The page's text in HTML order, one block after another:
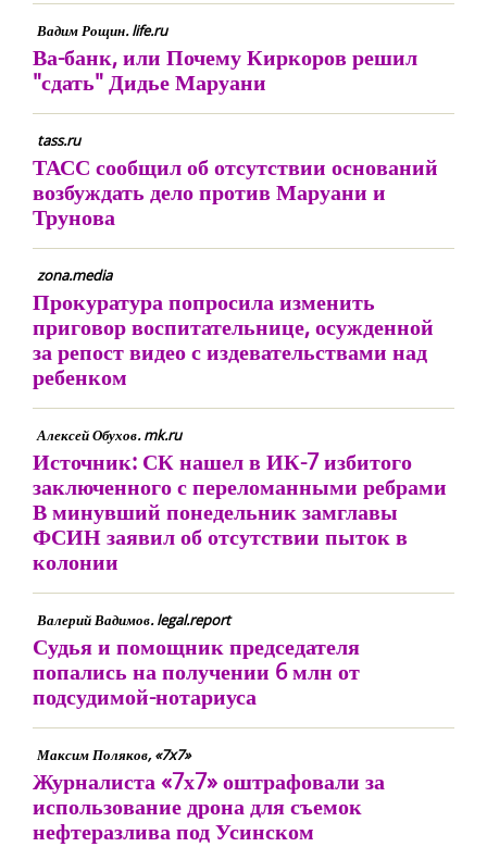
Вадим Рощин. life.ru
Ва-банк, или Почему Киркоров решил
"сдать" Дидье Маруани
tass.ru
ТАСС сообщил об отсутствии оснований
возбуждать дело против Маруани и
Трунова
zona.media
Прокуратура попросила изменить
приговор воспитательнице, осужденной
за репост видео с издевательствами над
ребенком
Алексей Обухов. mk.ru
Источник: СК нашел в ИК-7 избитого
заключенного с переломанными ребрами
В минувший понедельник замглавы
ФСИН заявил об отсутствии пыток в
колонии
Валерий Вадимов. legal.report
Судья и помощник председателя
попались на получении 6 млн от
подсудимой-нотариуса
Максим Поляков, «7x7»
Журналиста «7х7» оштрафовали за
использование дрона для съемок
нефтеразлива под Усинском